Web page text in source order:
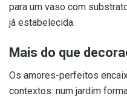
para um vaso com
já estabelecida.
Mais do que
Os amores-perfeitos
contextos: num jardim